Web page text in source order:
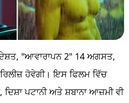
"ਆਵਾਰਾਪਨ 2" 14 ਅਗਸਤ,
ਹੋਵੇਗੀ। ਇਸ ਫਿਲਮ ਵਿੱਚ
ਪਟਾਨੀ ਅਤੇ ਸ਼ਬਾਨਾ ਆਜ਼ਮੀ ਵੀ